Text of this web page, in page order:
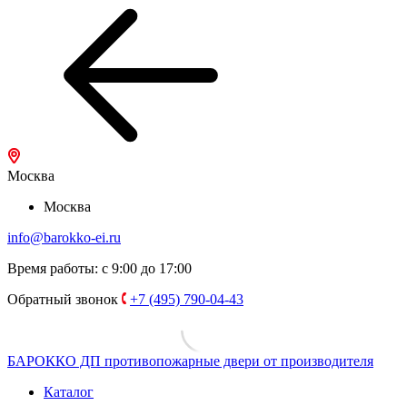
Москва
Москва
info@barokko-ei.ru
Время работы: с 9:00 до 17:00
Обратный звонок
+7 (495) 790-04-43
БАРОККО ДП противопожарные двери от производителя
Каталог